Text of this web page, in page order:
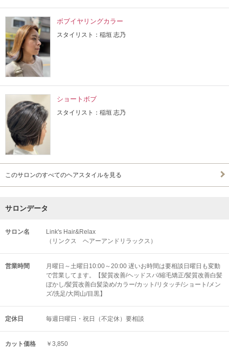
ボブイヤリングカラー
スタイリスト：稲垣 志乃
ショートボブ
スタイリスト：稲垣 志乃
このサロンのすべてのヘアスタイルを見る
サロンデータ
サロン名
Link's Hair&Relax
（リンクス ヘアーアンドリラックス）
営業時間
月曜日～土曜日10:00～20:00 遅いお時間は要相談日曜日も変動
で営業してます。【髪質改善/ヘッドスパ/縮毛矯正/髪質改善白髪
ぼかし/髪質改善白髪染め/カラー/カット/リタッチ/ショート/メン
ズ/洗足/大岡山/目黒】
定休日 毎週日曜日・祝日（不定休）要相談
カット価格 ￥3,850